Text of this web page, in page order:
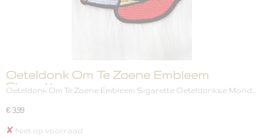
Oeteldonk Om Te Zoene Embleem
Sigarette
Oeteldonk Om Te Zoene Embleem Sigarette Oeteldonkse Mond…
€ 3,99
✘ Niet op voorraad